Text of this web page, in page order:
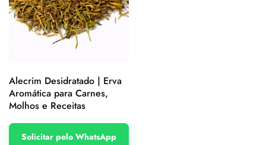
Alecrim Desidratado | Erva
Aromática para Carnes,
Molhos e Receitas
Solicitar pelo WhatsApp